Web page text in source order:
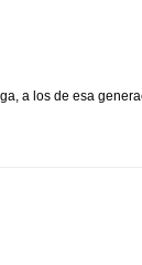
a los de esa